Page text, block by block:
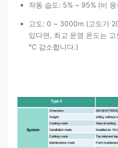
작동 습도: 5% ~ 95% (비 응
고도: 0 ~ 3000m (고도가
있다면, 최고 운영 온도는
°C 감소합니다.)